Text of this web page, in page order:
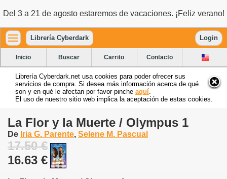
Del 3 a 21 de agosto estaremos de vacaciones. ¡Feliz verano!
Librería Cyberdark Login
Inicio Buscar Carrito Contacto
Librería Cyberdark.net usa cookies para poder ofrecer sus
servicios de compra. Si desea más información acerca de qué
son y en qué le afectan por favor pinche aquí
El uso de nuestro sitio web implica la aceptación de estas cookies.
La Flor y la Muerte / Olympus 1
De Iria G. Parente, Selene M. Pascual
17.50 €
16.63 €